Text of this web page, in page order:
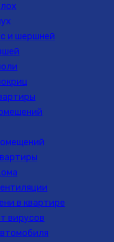
и шершней
в квартире
вирусов